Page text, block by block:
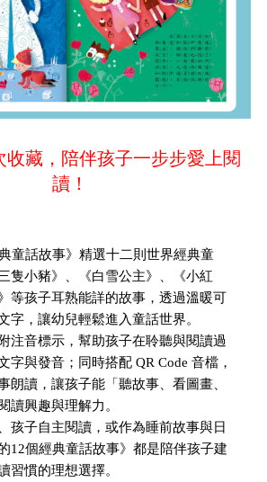
收藏，陪伴孩子一步步愛上閱
讀！
童話故事》精選十二則世界經典童
隻小豬》、《白雪公主》、《小紅
等孩子耳熟能詳的故事，透過溫暖可
字，讓幼兒輕鬆進入童話世界。
注音標示，幫助孩子在聆聽與閱讀過
字與發音；同時搭配 QR Code 音檔，
朗讀，讓孩子能「聽故事、看圖畫、
讀興趣與理解力。
孩子自主閱讀，或作為睡前故事與日
12個經典童話故事》都是陪伴孩子建
習慣的理想選擇。